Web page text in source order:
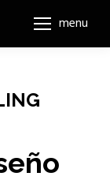
menu